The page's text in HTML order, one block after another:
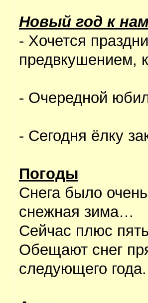
Новый год к
- Хочется
предвкушением,
- Очередной
- Сегодня ёлку
Погоды
Снега было
снежная зима…
Сейчас плюс
Обещают снег
следующего года.